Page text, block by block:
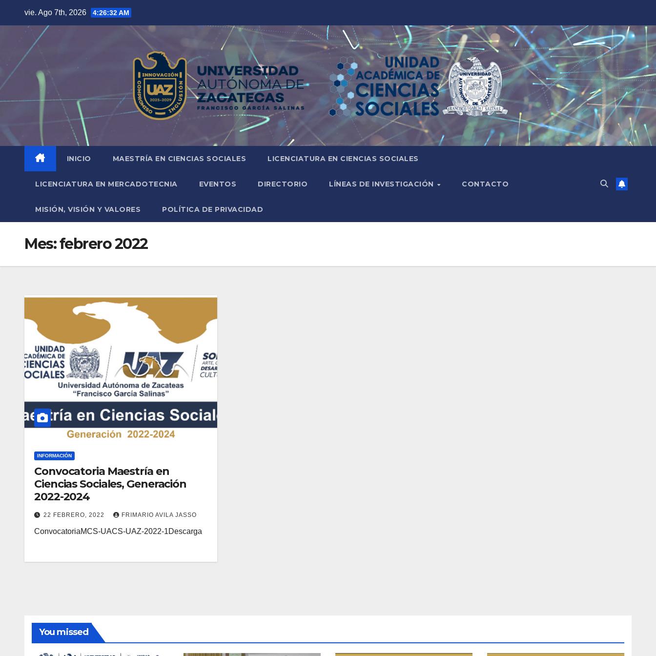
vie. Ago 7th, 2026 4:26:33 AM
INICIO MAESTRÍA EN CIENCIAS SOCIALES LICENCIATURA EN CIENCIAS SOCIALES
LICENCIATURA EN MERCADOTECNIA EVENTOS DIRECTORIO LÍNEAS DE INVESTIGACIÓN CONTACTO
MISIÓN, VISIÓN Y VALORES POLÍTICA DE PRIVACIDAD
Mes:febrero 2022
INFORMACIÓN
Convocatoria Maestría en
Ciencias Sociales, Generación
2022-2024
22 FEBRERO, 2022 FRIMARIO AVILA JASSO
ConvocatoriaMCS-UACS-UAZ-2022-1Descarga
You missed